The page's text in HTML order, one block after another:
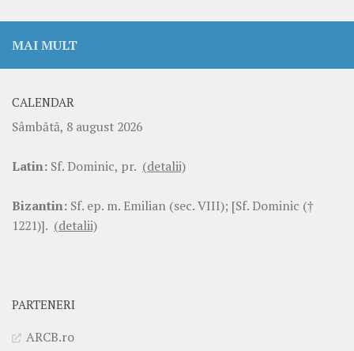
MAI MULT
CALENDAR
Sâmbătă, 8 august 2026
Latin: Sf. Dominic, pr. (detalii)
Bizantin: Sf. ep. m. Emilian (sec. VIII); [Sf. Dominic (†
1221)]. (detalii)
PARTENERI
ARCB.ro